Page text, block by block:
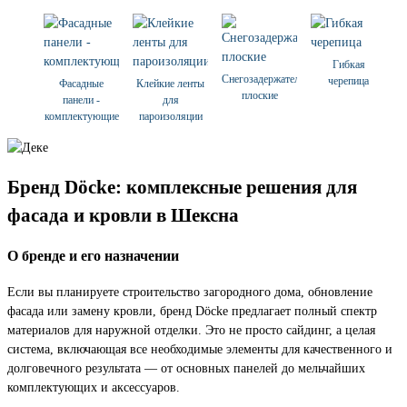
Фасадные
панели -
комплектующие
Клейкие ленты
для
пароизоляции
Снегозадержатели
плоские
Гибкая
черепица
Бренд Döcke: комплексные решения для
фасада и кровли в Шексна
О бренде и его назначении
Если вы планируете строительство загородного дома, обновление
фасада или замену кровли, бренд Döcke предлагает полный спектр
материалов для наружной отделки. Это не просто сайдинг, а целая
система, включающая все необходимые элементы для качественного и
долговечного результата — от основных панелей до мельчайших
комплектующих и аксессуаров.